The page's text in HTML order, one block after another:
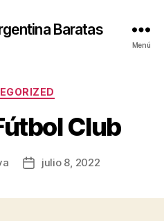
Baratas
Menú
Categorías
Club
Fechajulio 8, 2022